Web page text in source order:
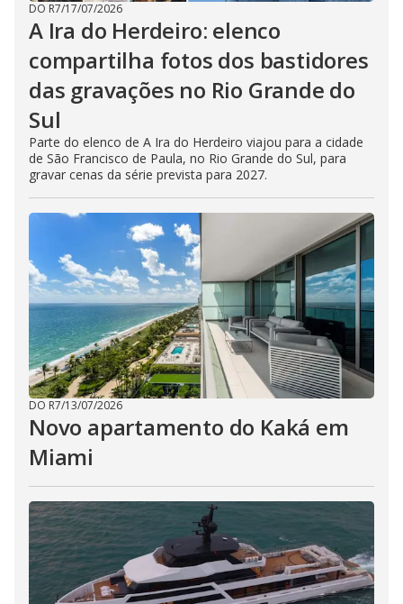
DO R7/17/07/2026
A Ira do Herdeiro: elenco
compartilha fotos dos bastidores
das gravações no Rio Grande do
Sul
Parte do elenco de A Ira do Herdeiro viajou para a cidade
de São Francisco de Paula, no Rio Grande do Sul, para
gravar cenas da série prevista para 2027.
DO R7/13/07/2026
Novo apartamento do Kaká em
Miami